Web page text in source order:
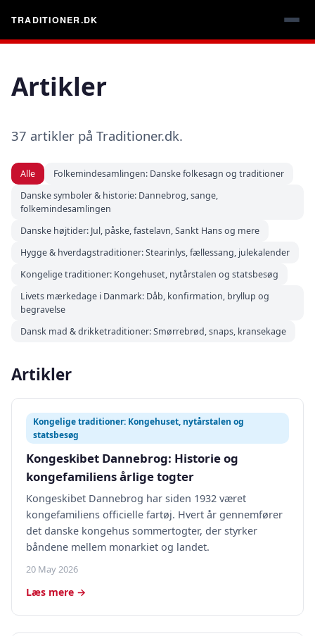
TRADITIONER.DK
Artikler
37 artikler på Traditioner.dk.
Alle
Folkemindesamlingen: Danske folkesagn og traditioner
Danske symboler & historie: Dannebrog, sange,
folkemindesamlingen
Danske højtider: Jul, påske, fastelavn, Sankt Hans og mere
Hygge & hverdagstraditioner: Stearinlys, fællessang, julekalender
Kongelige traditioner: Kongehuset, nytårstalen og statsbesøg
Livets mærkedage i Danmark: Dåb, konfirmation, bryllup og
begravelse
Dansk mad & drikketraditioner: Smørrebrød, snaps, kransekage
Artikler
Kongelige traditioner: Kongehuset, nytårstalen og
statsbesøg
Kongeskibet Dannebrog: Historie og
kongefamiliens årlige togter
Kongeskibet Dannebrog har siden 1932 været
kongefamiliens officielle fartøj. Hvert år gennemfører
det danske kongehus sommertogter, der styrker
båndene mellem monarkiet og landet.
20 May 2026
Læs mere →